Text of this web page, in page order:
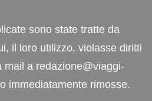
sono state tratte da
il loro utilizzo, violasse diritti
mail a redazione@viaggi-
immediatamente rimosse.